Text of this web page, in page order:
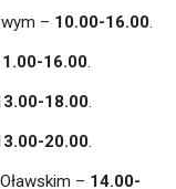
– 10.00-16.00
16.00
18.00
20.00
– 14.00-